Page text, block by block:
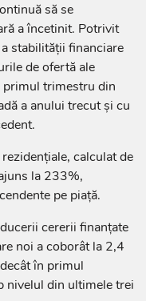
să se
a încetinit. Potrivit
stabilității financiare
de ofertă ale
primul trimestru din
a anului trecut și cu
calculat de
la 233%,
pe piață.
cererii finanțate
noi a coborât la 2,4
în primul
din ultimele trei